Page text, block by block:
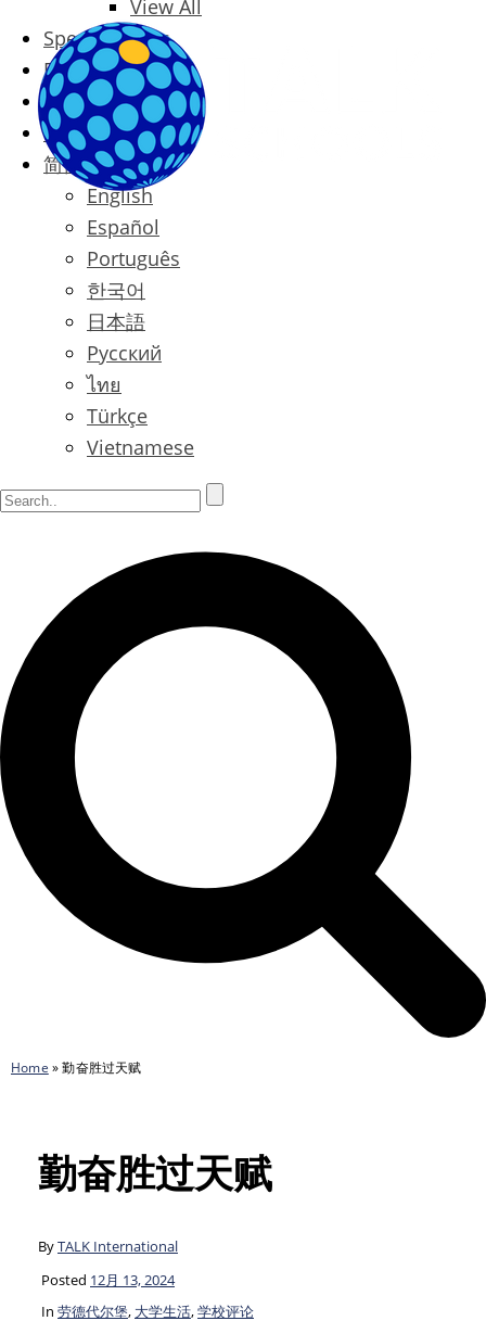
View All
Special Offers
Prices
Blog
Contact
简体中文
English
Español
Português
한국어
日本語
Русский
ไทย
Türkçe
Vietnamese
Home »勤奋胜过天赋
勤奋胜过天赋
ByTALK International
Posted 12月 13, 2024
In 劳德代尔堡, 大学生活,学校评论